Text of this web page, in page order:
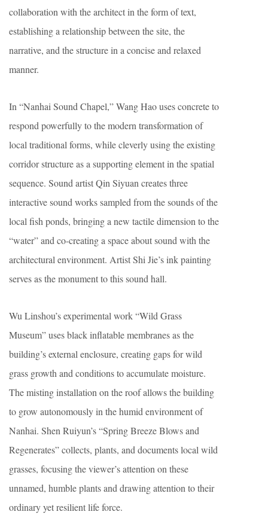
collaboration with the architect in the form of text,
establishing a relationship between the site, the
narrative, and the structure in a concise and relaxed
manner.
In “Nanhai Sound Chapel,” Wang Hao uses concrete to
respond powerfully to the modern transformation of
local traditional forms, while cleverly using the existing
corridor structure as a supporting element in the spatial
sequence. Sound artist Qin Siyuan creates three
interactive sound works sampled from the sounds of the
local fish ponds, bringing a new tactile dimension to the
“water” and co-creating a space about sound with the
architectural environment. Artist Shi Jie’s ink painting
serves as the monument to this sound hall.
Wu Linshou’s experimental work “Wild Grass
Museum” uses black inflatable membranes as the
building’s external enclosure, creating gaps for wild
grass growth and conditions to accumulate moisture.
The misting installation on the roof allows the building
to grow autonomously in the humid environment of
Nanhai. Shen Ruiyun’s “Spring Breeze Blows and
Regenerates” collects, plants, and documents local wild
grasses, focusing the viewer’s attention on these
unnamed, humble plants and drawing attention to their
ordinary yet resilient life force.